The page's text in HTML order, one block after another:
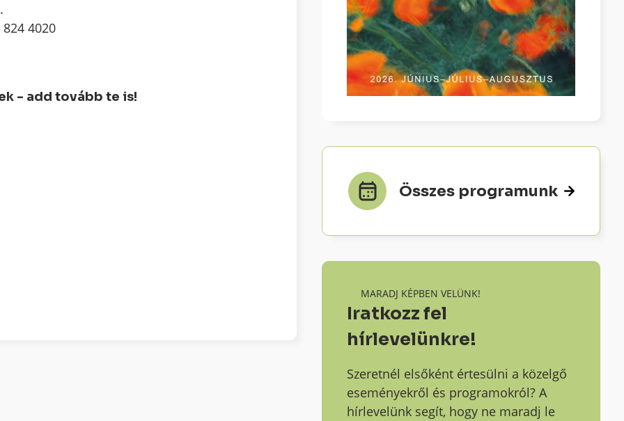
4020
- add tovább te is!
Összes programunk
MARADJ KÉPBEN VELÜNK!
Iratkozz fel
hírlevelünkre!
Szeretnél elsőként értesülni a közelgő
eseményekről és programokról? A
hírlevelünk segít, hogy ne maradj le